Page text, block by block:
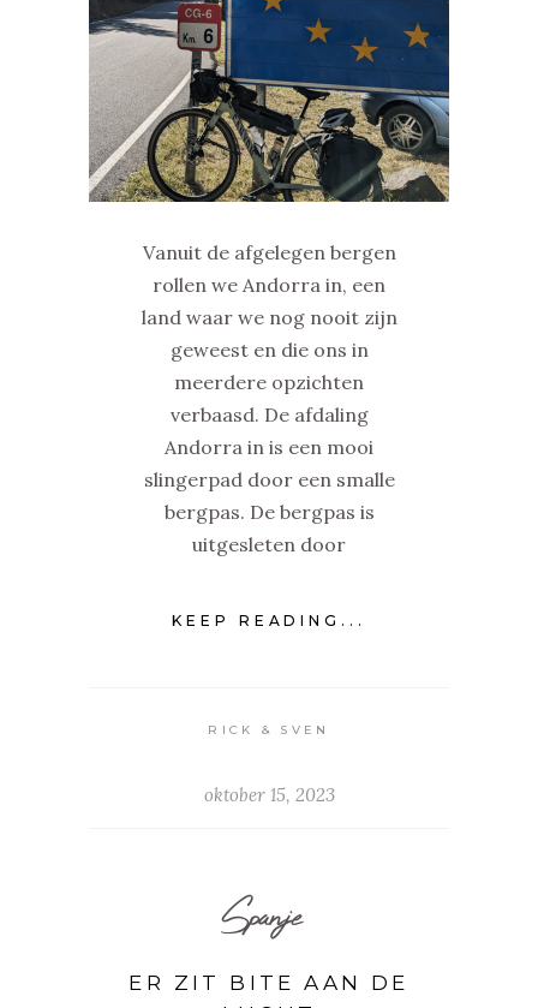
Vanuit de afgelegen bergen
rollen we Andorra in, een
land waar we nog nooit zijn
geweest en die ons in
meerdere opzichten
verbaasd. De afdaling
Andorra in is een mooi
slingerpad door een smalle
bergpas. De bergpas is
uitgesleten door
KEEP READING...
RICK & SVEN
oktober 15, 2023
Spanje
ER ZIT BITE AAN DE